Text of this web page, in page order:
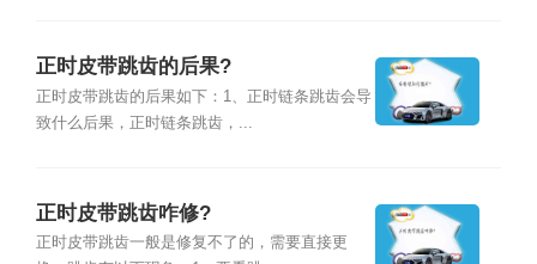
正时皮带跳齿的后果?
正时皮带跳齿的后果如下：1、正时链条跳齿会导
致什么后果，正时链条跳齿，...
正时皮带跳齿咋修?
正时皮带跳齿一般是修复不了的，需要直接更